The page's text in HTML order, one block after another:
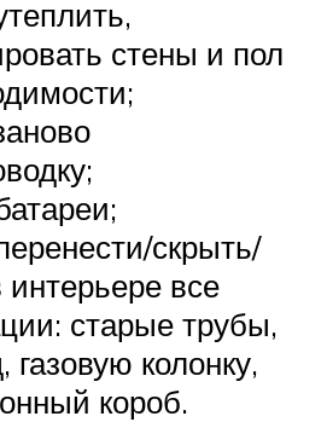
стены и пол
скрыть/
интерьере все
старые трубы,
газовую колонку,
короб.